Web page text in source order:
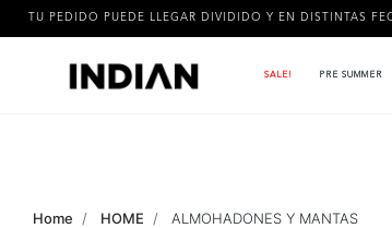
PUEDE LLEGAR DIVIDIDO Y EN DISTINTAS FECHAS!
SALE! PRE SUMMER
Home HOME ALMOHADONES Y MANTAS